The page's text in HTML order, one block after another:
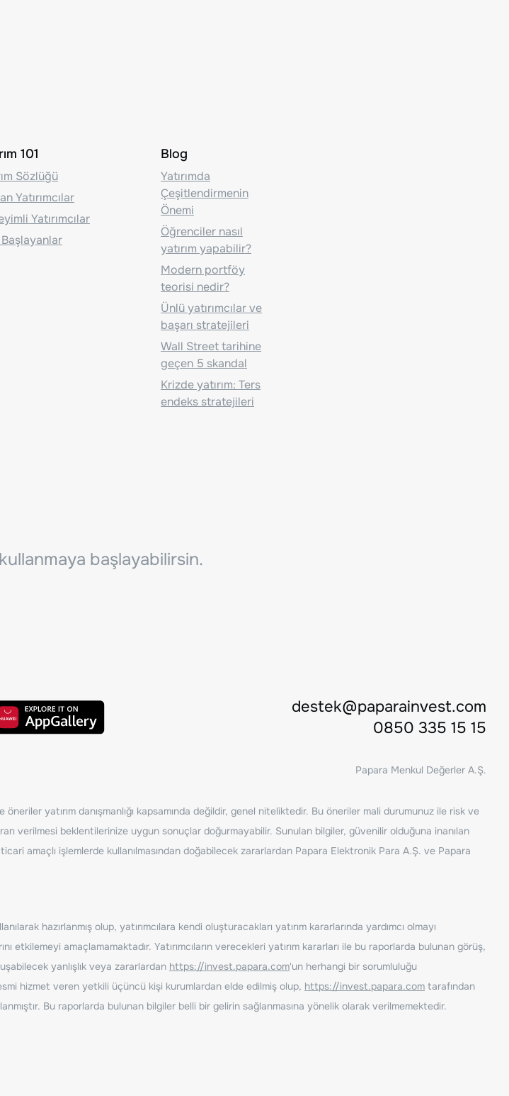
101
Sözlüğü
Yatırımcılar
Yatırımcılar
Blog
Yatırımda
Çeşitlendirmenin
Önemi
Öğrenciler nasıl
yatırım yapabilir?
Modern portföy
teorisi nedir?
Ünlü yatırımcılar ve
başarı stratejileri
Wall Street tarihine
geçen 5 skandal
Krizde yatırım: Ters
endeks stratejileri
başlayabilirsin.
destek@paparainvest.com
0850 335 15 15
Papara Menkul Değerler A.Ş.
yatırım danışmanlığı kapsamında değildir, genel niteliktedir. Bu öneriler mali durumunuz ile risk ve
verilmesi beklentilerinize uygun sonuçlar doğurmayabilir. Sunulan bilgiler, güvenilir olduğuna inanılan
amaçlı işlemlerde kullanılmasından doğabilecek zararlardan Papara Elektronik Para A.Ş. ve Papara
hazırlanmış olup, yatırımcılara kendi oluşturacakları yatırım kararlarında yardımcı olmayı
etkilemeyi amaçlamamaktadır. Yatırımcıların verecekleri yatırım kararları ile bu raporlarda bulunan görüş,
yanlışlık veya zararlardan https://invest.papara.com'un herhangi bir sorumluluğu
hizmet veren yetkili üçüncü kişi kurumlardan elde edilmiş olup, https://invest.papara.com tarafından
Bu raporlarda bulunan bilgiler belli bir gelirin sağlanmasına yönelik olarak verilmemektedir.